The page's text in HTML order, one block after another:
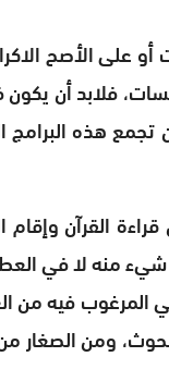
أو على الأصح
فلابد أن يكون
تجمع هذه
القرآن
منه لا في
المرغوب فيه من